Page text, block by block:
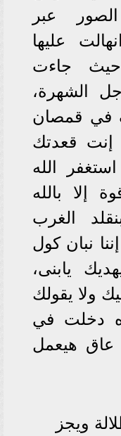
عبر
عليها
حيث جاءت
الشهرة،
قمصان
إنت قعدتك
الله
إلا بالله
الغرب
نبان كول
يابنى،
ولا يقولك
دخلت في
هيعمل
ويجز